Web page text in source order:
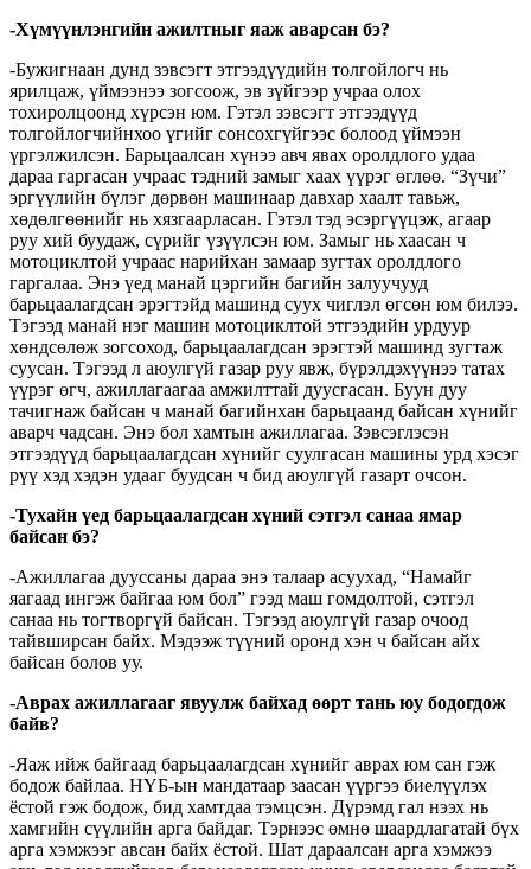
-Хүмүүнлэнгийн ажилтныг яаж аварсан бэ?
-Бужигнаан дунд зэвсэгт этгээдүүдийн толгойлогч нь
ярилцаж, үймээнээ зогсоож, эв зүйгээр учраа олох
тохиролцоонд хүрсэн юм. Гэтэл зэвсэгт этгээдүүд
толгойлогчийнхоо үгийг сонсохгүйгээс болоод үймээн
үргэлжилсэн. Барьцаалсан хүнээ авч явах оролдлого удаа
дараа гаргасан учраас тэдний замыг хаах үүрэг өглөө. “Зүчи”
эргүүлийн бүлэг дөрвөн машинаар давхар хаалт тавьж,
хөдөлгөөнийг нь хязгаарласан. Гэтэл тэд эсэргүүцэж, агаар
руу хий буудаж, сүрийг үзүүлсэн юм. Замыг нь хаасан ч
мотоциклтой учраас нарийхан замаар зугтах оролдлого
гаргалаа. Энэ үед манай цэргийн багийн залуучууд
барьцаалагдсан эрэгтэйд машинд суух чиглэл өгсөн юм билээ.
Тэгээд манай нэг машин мотоциклтой этгээдийн урдуур
хөндсөлөж зогсоход, барьцаалагдсан эрэгтэй машинд зугтаж
суусан. Тэгээд л аюулгүй газар руу явж, бүрэлдэхүүнээ татах
үүрэг өгч, ажиллагаагаа амжилттай дуусгасан. Буун дуу
тачигнаж байсан ч манай багийнхан барьцаанд байсан хүнийг
аварч чадсан. Энэ бол хамтын ажиллагаа. Зэвсэглэсэн
этгээдүүд барьцаалагдсан хүнийг суулгасан машины урд хэсэг
рүү хэд хэдэн удааг буудсан ч бид аюулгүй газарт очсон.
-Тухайн үед барьцаалагдсан хүний сэтгэл санаа ямар
байсан бэ?
-Ажиллагаа дууссаны дараа энэ талаар асуухад, “Намайг
яагаад ингэж байгаа юм бол” гээд маш гомдолтой, сэтгэл
санаа нь тогтворгүй байсан. Тэгээд аюулгүй газар очоод
тайвширсан байх. Мэдээж түүний оронд хэн ч байсан айх
байсан болов уу.
-Аврах ажиллагааг явуулж байхад өөрт тань юу бодогдож
байв?
-Яаж ийж байгаад барьцаалагдсан хүнийг аврах юм сан гэж
бодож байлаа. НҮБ-ын мандатаар заасан үүргээ биелүүлэх
ёстой гэж бодож, бид хамтдаа тэмцсэн. Дүрэмд гал нээх нь
хамгийн сүүлийн арга байдаг. Тэрнээс өмнө шаардлагатай бүх
арга хэмжээг авсан байх ёстой. Шат дараалсан арга хэмжээ